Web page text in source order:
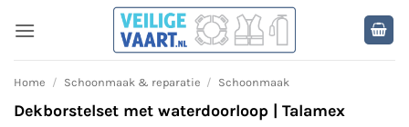
naar
inhoud
Home / Schoonmaak & reparatie / Schoonmaak
Dekborstelset met waterdoorloop | Talamex